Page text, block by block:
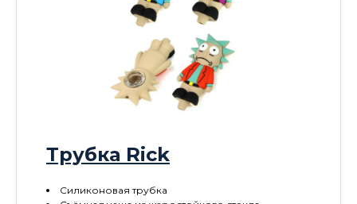
Трубка Rick
Силиконовая трубка